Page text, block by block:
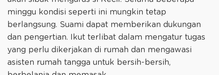
minggu kondisi seperti ini mungkin tetap
berlangsung. Suami dapat memberikan dukungan
dan pengertian. Ikut terlibat dalam mengatur tugas
yang perlu dikerjakan di rumah dan mengawasi
asisten rumah tangga untuk bersih-bersih,